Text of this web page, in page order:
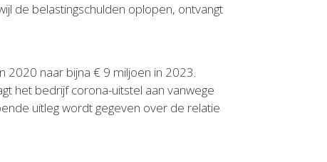
de belastingschulden oplopen, ontvangt
2020 naar bijna € 9 miljoen in 2023.
het bedrijf corona-uitstel aan vanwege
uitleg wordt gegeven over de relatie